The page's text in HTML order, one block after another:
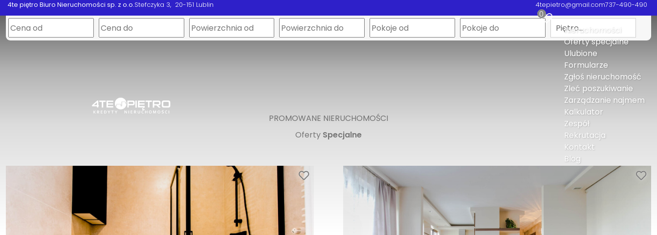
4te piętro Biuro Nieruchomości sp. z o.o.Stefczyka 3 20-151 Lublin 4tepietro@gmail.com737-490-490
0
Nieruchomości
Oferty specjalne
Ulubione
Formularze
Zgłoś nieruchomość
Zleć poszukiwanie
Zarządzanie najmem
Kalkulator
Zespół
Rekrutacja
Kontakt
Blog
Piętro…
PROMOWANE NIERUCHOMOŚCI
Oferty Specjalne